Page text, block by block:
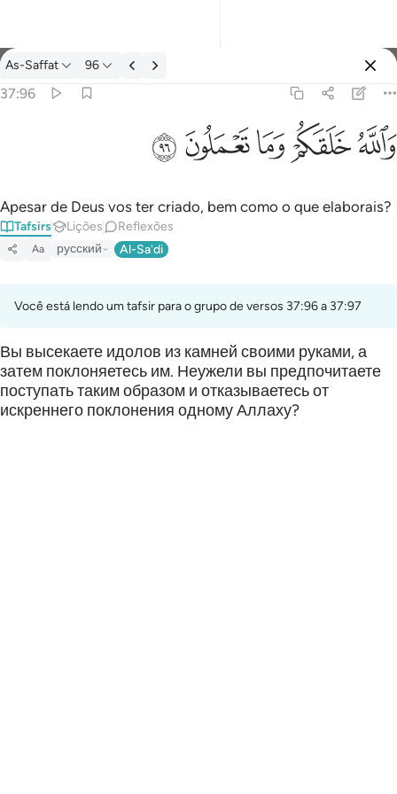
Tafsir: As-Saffat 37:96
As-Saffat 96
37:96
وَٱللَّهُ خَلَقَكُمْ وَمَا تَعْمَلُونَ ٩٦
ﲤﲥﲦﲧﲨ
Apesar de Deus vos ter criado, bem como o que elaborais?
Tafsirs Lições Reflexões
Aa русский Al-Sa'di
Você está lendo um tafsir para o grupo de versos 37:96 a 37:97
Вы высекаете идолов из камней своими руками, а
затем поклоняетесь им. Неужели вы предпочитаете
поступать таким образом и отказываетесь от
искреннего поклонения одному Аллаху?